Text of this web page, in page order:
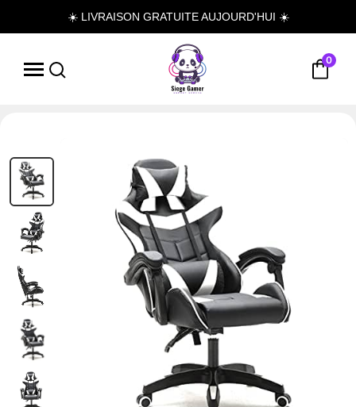
☀️ LIVRAISON GRATUITE AUJOURD'HUI ☀️
0